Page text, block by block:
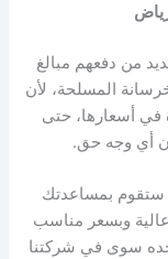
من دفعهم مبالغ
المسلحة، لأن
في أسعارها، حتى
أي وجه حق.
ستقوم بمساعدتك
وبسعر مناسب
سوى في شركتنا